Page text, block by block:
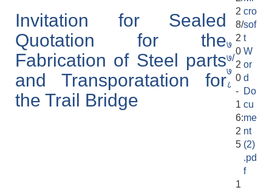
Invitation for Sealed
Quotation for the
Fabrication of Steel parts
and Transporatation for
the Trail Bridge
७
७/
७
८
2
8/
2
0
2
0
-
1
6:
2
5
cro
sof
t
W
or
d
Do
cu
me
nt
(2)
.pd
f
1